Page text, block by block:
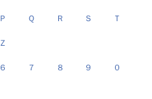
Ｐ Ｑ Ｒ Ｓ Ｔ
Ｚ
６ ７ ８ ９ ０